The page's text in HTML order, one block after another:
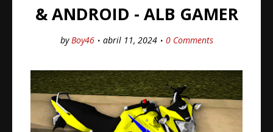
& ANDROID - ALB GAMER
by Boy46 abril 11, 2024 0 Comments